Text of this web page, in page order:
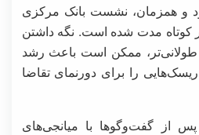
و همزمان، نشست بانک مرکزی
کوتاه مدت شده است. نگه داشتن
طولانی‌تر، ممکن است باعث رشد
را برای دورنمای تقاضا
از گفت‌وگوها با میانجی‌های